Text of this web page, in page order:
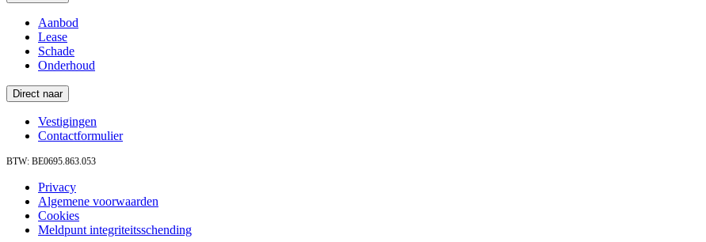
Aanbod
Lease
Schade
Onderhoud
Direct naar
Vestigingen
Contactformulier
BTW: BE0695.863.053
Privacy
Algemene voorwaarden
Cookies
Meldpunt integriteitsschending